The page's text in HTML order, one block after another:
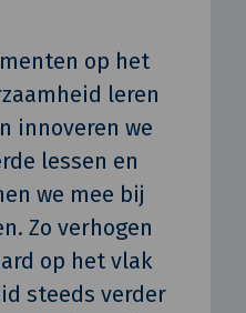
op het
leren
innoveren we
lessen en
we mee bij
Zo verhogen
op het vlak
steeds verder